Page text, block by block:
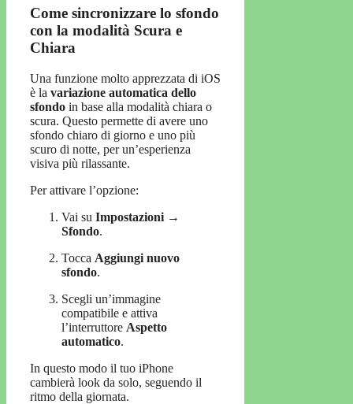
Come sincronizzare lo sfondo
con la modalità Scura e
Chiara
Una funzione molto apprezzata di iOS
è la variazione automatica dello
sfondo in base alla modalità chiara o
scura. Questo permette di avere uno
sfondo chiaro di giorno e uno più
scuro di notte, per un’esperienza
visiva più rilassante.
Per attivare l’opzione:
Vai su Impostazioni →
Sfondo.
Tocca Aggiungi nuovo
sfondo.
Scegli un’immagine
compatibile e attiva
l’interruttore Aspetto
automatico.
In questo modo il tuo iPhone
cambierà look da solo, seguendo il
ritmo della giornata.